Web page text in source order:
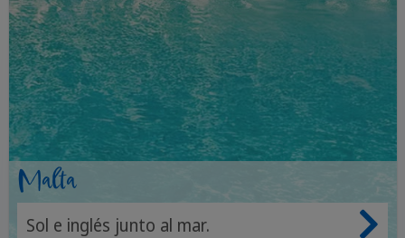
Malta
Sol e inglés junto al mar.